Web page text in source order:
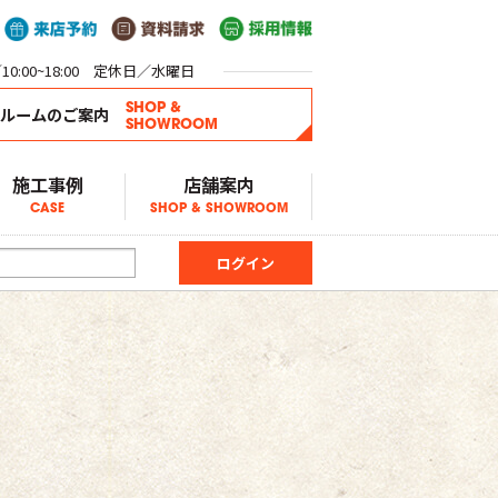
定休日／水曜日
ームのご案内
SHOP &
SHOWROOM
施工事例
CASE
店舗案内
SHOP & SHOWROOM